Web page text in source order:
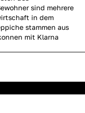
sind mehrere
in dem
stammen aus
mit Klarna